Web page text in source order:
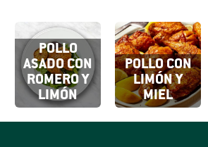
POLLO
ASADO CON
ROMERO Y
LIMÓN
POLLO CON
LIMÓN Y
MIEL